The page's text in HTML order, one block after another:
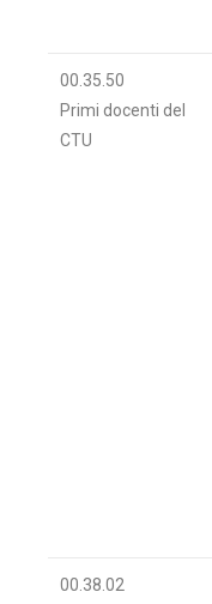
00.35.50
Primi docenti del
CTU
00.38.02